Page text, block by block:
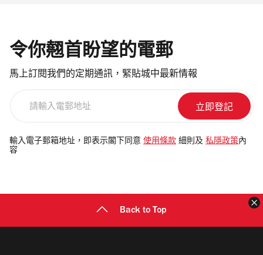
令你翹首盼望的電郵
馬上訂閱我們的定期通訊，緊貼城中最新情報
電
郵
輸入電子郵箱地址，即表示閣下同意 使用條款 細則及 私隱政策 內
容
Back to Top